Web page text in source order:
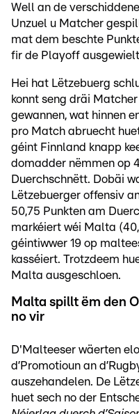
Well an de
Unzuel u Matcher
mat dem beschte
fir de Playoff
Hei hat Lëtzebuerg
konnt seng dräi
gewannen, wat hinnen
pro Match abruecht
géint Finnland knapp
domadder nëmmen op
Duerchschnëtt. Dobäi
Lëtzebuerger offensiv
50,75 Punkten am
markéiert wéi Malta
géintiwwer 19 op
kasséiert. Trotzdeem
Malta ausgeschloen.
Malta spillt ëm den
no vir
D'Malteeser wäerten
d’Promotioun an
auszehandelen. De
huet sech no der